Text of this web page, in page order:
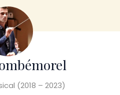
(2018 – 2023)